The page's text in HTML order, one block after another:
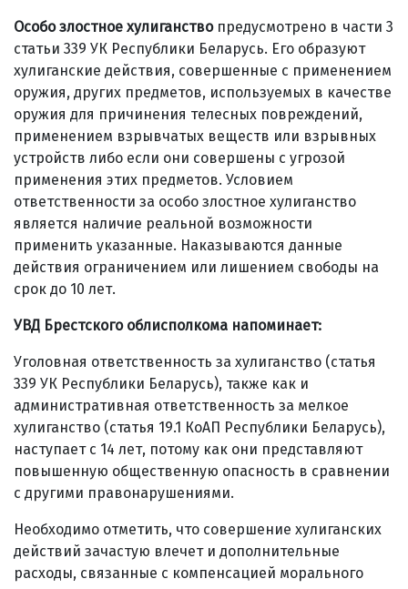
Особо злостное хулиганствопредусмотрено в части 3
статьи 339 УК Республики Беларусь. Его образуют
хулиганские действия, совершенные с применением
оружия, других предметов, используемых в качестве
оружия для причинения телесных повреждений,
применением взрывчатых веществ или взрывных
устройств либо если они совершены с угрозой
применения этих предметов. Условием
ответственности за особо злостное хулиганство
является наличие реальной возможности
применить указанные. Наказываются данные
действия ограничением или лишением свободы на
срок до 10 лет.
УВД Брестского облисполкома напоминает:
Уголовная ответственность за хулиганство (статья
339 УК Республики Беларусь), также как и
административная ответственность за мелкое
хулиганство (статья 19.1 КоАП Республики Беларусь),
наступает с 14 лет, потому как они представляют
повышенную общественную опасность в сравнении
с другими правонарушениями.
Необходимо отметить, что совершение хулиганских
действий зачастую влечет и дополнительные
расходы, связанные с компенсацией морального